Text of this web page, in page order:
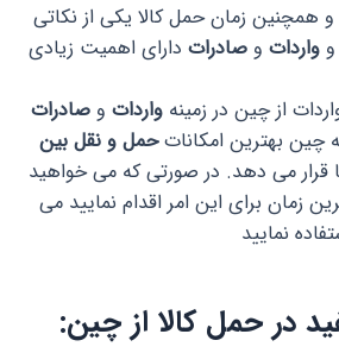
و همچنین زمان حمل کالا یکی از نکاتی
واردات و صادرات دارای اهمیت زیادی
از چین در زمینه واردات و صادرات
چین بهترین امکاناتحمل و نقل بین
قرار می دهد. در صورتی که می خواهید
زمان برای این امر اقدام نمایید می
نمایید
در حمل کالا از چین: